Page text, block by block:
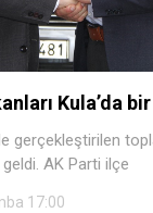
Kula’da
gerçekleştirilen
AK Parti ilçe
17:00